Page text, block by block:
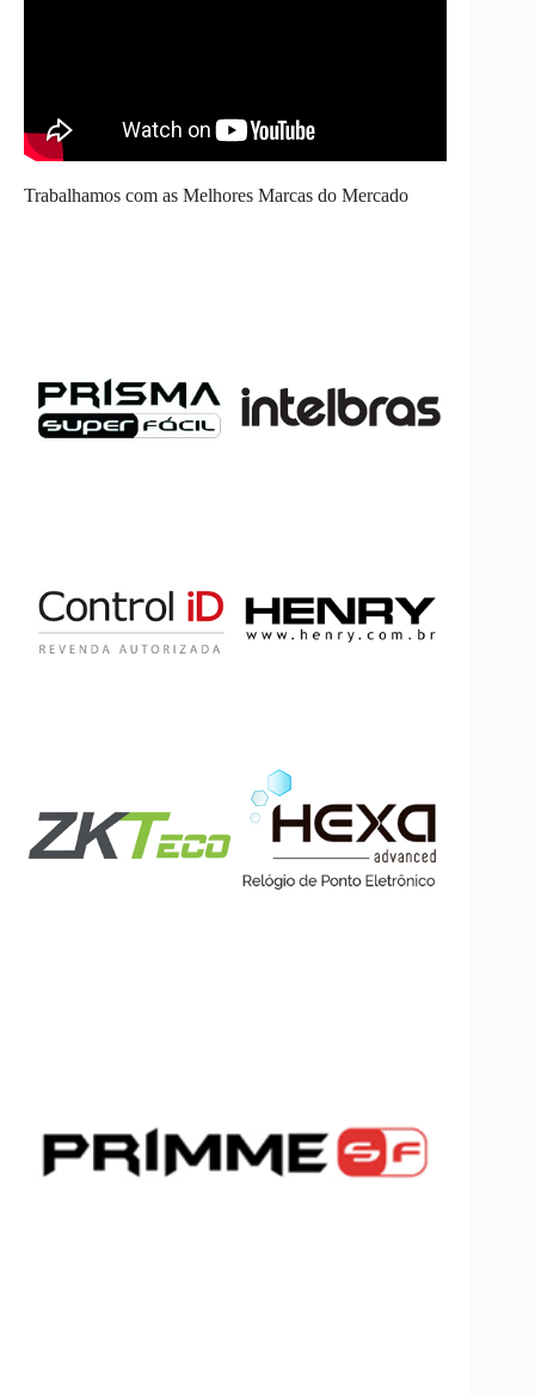
Trabalhamos com as Melhores Marcas do Mercado